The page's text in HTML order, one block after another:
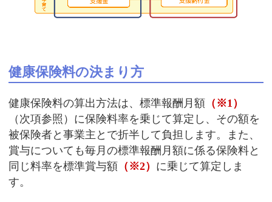
健康保険料の決まり方
健康保険料の算出方法は、標準報酬月額 （※1）
（次項参照）に保険料率を乗じて算定し、その額を
被保険者と事業主とで折半して負担します。また、
賞与についても毎月の標準報酬月額に係る保険料と
同じ料率を標準賞与額 （※2） に乗じて算定しま
す。